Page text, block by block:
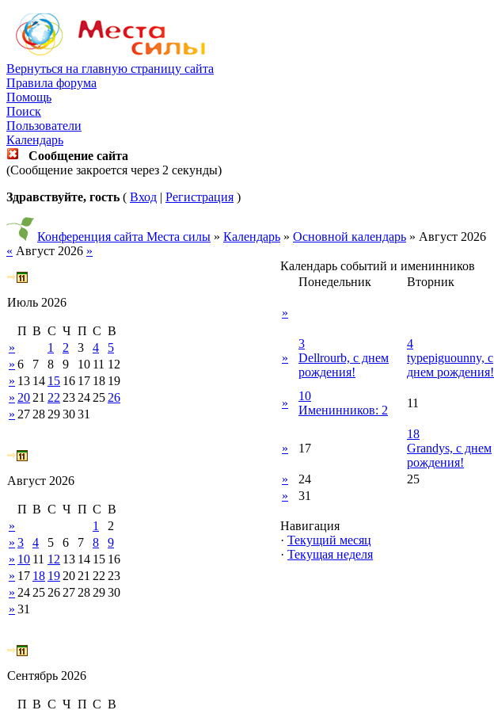
Вернуться на главную страницу сайта
Правила форума
Помощь
Поиск
Пользователи
Календарь
Сообщение сайта
(Сообщение закроется через 2 секунды)
Здравствуйте, гость ( Вход | Регистрация )
Конференция сайта Места силы » Календарь » Основной календарь » Август 2026
« Август 2026 »
Июль 2026
П В С Ч П С В
»
1 2 3 4
5
» 6 7 8 9 10 11 12
» 13 14 15 16 17 18 19
» 20 21 22 23 24 25 26
» 27 28 293031
Август 2026
П В С Ч П С В
»
1
2
» 3 4 5 6 7 8
9
» 10 11 12 13 14 15 16
» 17 18 19 20 21 22 23
» 24 25 26 27 28 2930
» 31
Сентябрь 2026
П В С Ч П С В
Календарь событий и именинников
Понедельник
Вторник
»
»
3
Dellrourb, с днем
рождения!
4
typepiguounny, с
днем рождения!
»
10
Именинников: 2
11
» 17
18
Grandys, с днем
рождения!
» 24 25
»
31
Навигация
· Текущий месяц
· Текущая неделя